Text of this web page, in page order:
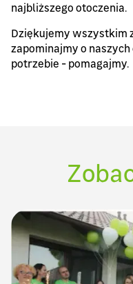
najbliższego otoczenia.
Dziękujemy wszystkim
zapominajmy o
potrzebie - pomagajmy.